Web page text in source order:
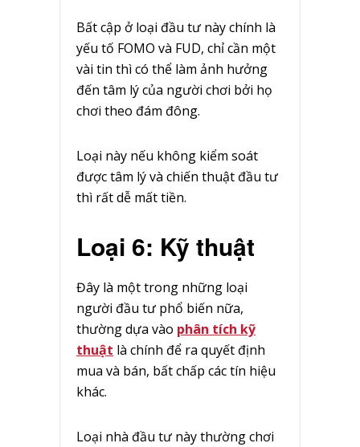
Bất cập ở loại đầu tư này chính là
yếu tố FOMO và FUD, chỉ cần một
vài tin thì có thể làm ảnh hưởng
đến tâm lý của người chơi bởi họ
chơi theo đám đông.
Loại này nếu không kiểm soát
được tâm lý và chiến thuật đầu tư
thì rất dễ mất tiền.
Loại 6: Kỹ thuật
Đây là một trong những loại
người đầu tư phổ biến nữa,
thường dựa vào phân tích kỹ
thuật là chính để ra quyết định
mua và bán, bất chấp các tín hiệu
khác.
Loại nhà đầu tư này thường chơi